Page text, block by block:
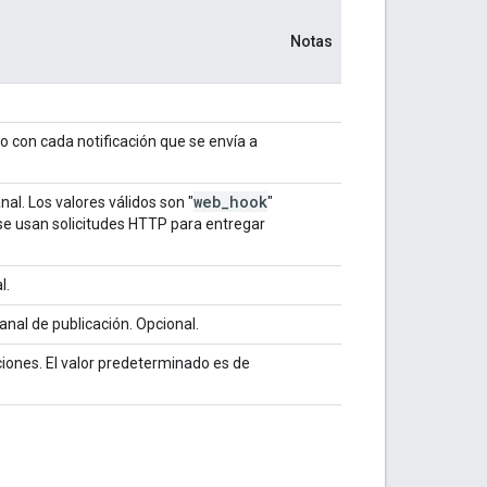
Notas
con cada notificación que se envía a
Los valores válidos son "web hook"
usan solicitudes HTTP para entregar
de publicación. Opcional.
El valor predeterminado es de